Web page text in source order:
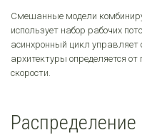
Смешанные модели
использует набор рабочих
асинхронный цикл
архитектуры определяется
скорости.
Распределение